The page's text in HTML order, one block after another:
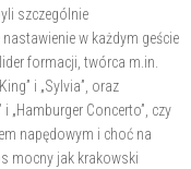
szczególnie
w każdym geście
formacji, twórca m.in.
i „Sylvia”, oraz
„Hamburger Concerto”, czy
napędowym i choć na
mocny jak krakowski